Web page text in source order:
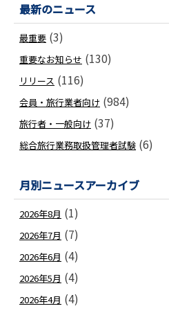
最新のニュース
最重要 (3)
重要なお知らせ (130)
リリース (116)
会員・旅行業者向け (984)
旅行者・一般向け (37)
総合旅行業務取扱管理者試験 (6)
月別ニュースアーカイブ
2026年8月 (1)
2026年7月 (7)
2026年6月 (4)
2026年5月 (4)
2026年4月 (4)